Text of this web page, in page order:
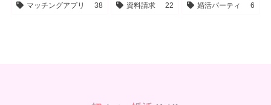
マッチングアプリ 38 資料請求 22 婚活パーティ 6